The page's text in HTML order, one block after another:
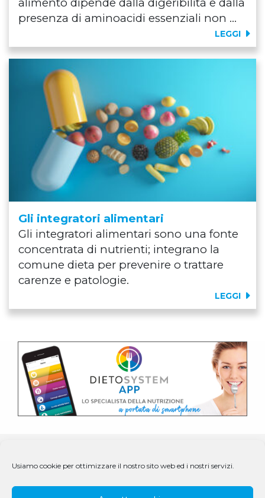
Usiamo cookie per ottimizzare il nostro sito web ed i nostri servizi.
presenza di aminoacidi essenziali non ...
LEGGI
Gli integratori alimentari
Gli integratori alimentari sono una fonte
concentrata di nutrienti; integrano la
comune dieta per prevenire o trattare
carenze e patologie.
LEGGI